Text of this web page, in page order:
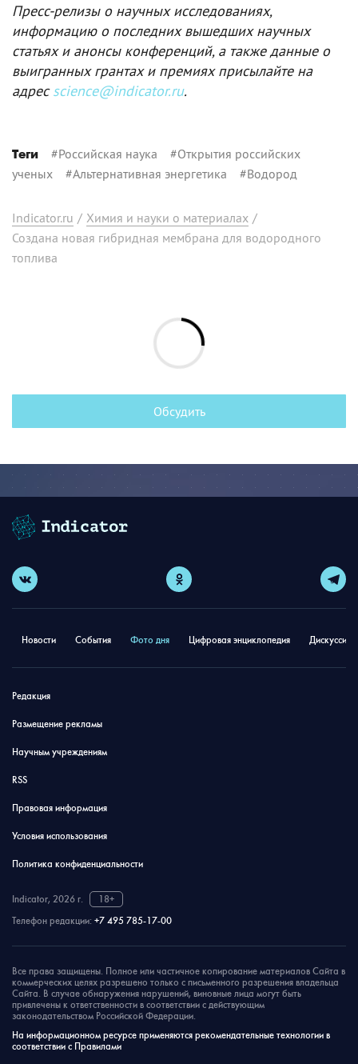
Пресс-релизы о научных исследованиях,
информацию о последних вышедших научных
статьях и анонсы конференций, а также данные о
выигранных грантах и премиях присылайте на
адресscience@indicator.ru.
Теги #Российская наука #Открытия российских
ученых #Альтернативная энергетика #Водород
Indicator.ru / Химия и науки о материалах /
Создана новая гибридная мембрана для водородного
топлива
Обсудить
Новости События Фото дня Цифровая энциклопедия
Редакция
Размещение рекламы
Научным учреждениям
RSS
Правовая информация
Условия использования
Политика конфиденциальности
Indicator, 2026 г.
18+
Телефон редакции: +7 495 785-17-00
Все права защищены. Полное или частичное копирование материалов Сайта в
коммерческих целях разрешено только с письменного разрешения владельца
Сайта. В случае обнаружения нарушений, виновные лица могут быть
привлечены к ответственности в соответствии с действующим
законодательством Российской Федерации.
На информационном ресурсе применяются рекомендательные технологии в
соответствии с Правилами